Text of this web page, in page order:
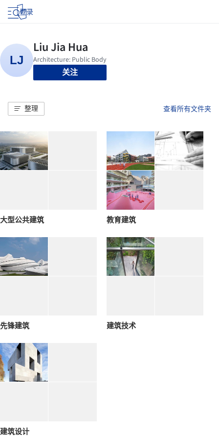
登录
关注
整理 查看所有文件夹
大型公共建筑 教育建筑
先锋建筑 建筑技术
建筑设计